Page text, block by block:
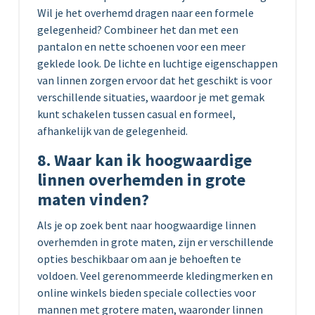
Wil je het overhemd dragen naar een formele
gelegenheid? Combineer het dan met een
pantalon en nette schoenen voor een meer
geklede look. De lichte en luchtige eigenschappen
van linnen zorgen ervoor dat het geschikt is voor
verschillende situaties, waardoor je met gemak
kunt schakelen tussen casual en formeel,
afhankelijk van de gelegenheid.
8. Waar kan ik hoogwaardige
linnen overhemden in grote
maten vinden?
Als je op zoek bent naar hoogwaardige linnen
overhemden in grote maten, zijn er verschillende
opties beschikbaar om aan je behoeften te
voldoen. Veel gerenommeerde kledingmerken en
online winkels bieden speciale collecties voor
mannen met grotere maten, waaronder linnen